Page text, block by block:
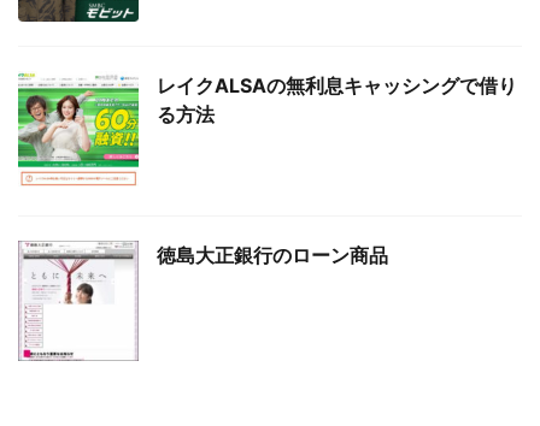
レイクALSAの無利息キャッシングで借り
る方法
徳島大正銀行のローン商品